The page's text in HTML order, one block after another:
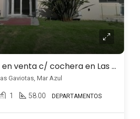
Departamento en venta c/ cochera en Las Gaviotas
Gaviotas, Mar Azul
1 58.00 DEPARTAMENTOS